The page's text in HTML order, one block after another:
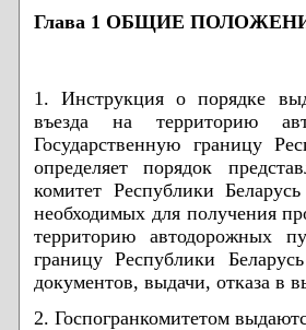
Глава 1 ОБЩИЕ
1. Инструкция о порядке
въезда на территорию
Государственную границу
определяет порядок
комитет Республики
необходимых для получения
территорию автодорожных
границу Республики
документов, выдачи, отказа в
2. Госпогранкомитетом